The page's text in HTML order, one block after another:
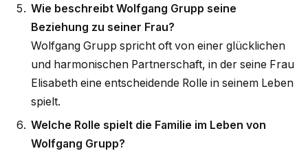
Wie beschreibt Wolfgang Grupp seine
Beziehung zu seiner Frau?
Wolfgang Grupp spricht oft von einer glücklichen
und harmonischen Partnerschaft, in der seine Frau
Elisabeth eine entscheidende Rolle in seinem Leben
spielt.
Welche Rolle spielt die Familie im Leben von
Wolfgang Grupp?